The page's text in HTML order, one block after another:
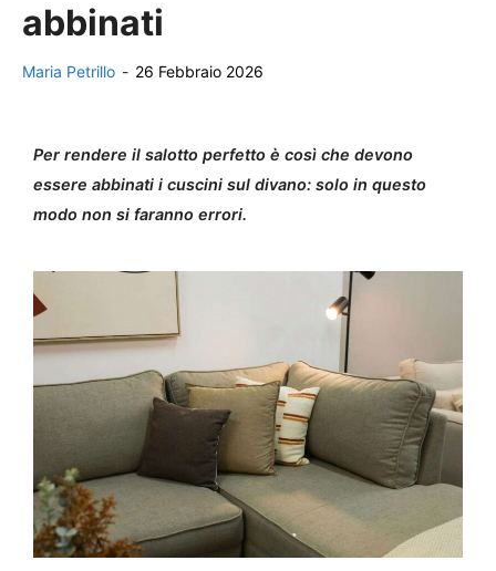
abbinati
Maria Petrillo - 26 Febbraio 2026
Per rendere il salotto perfetto è così che devono
essere abbinati i cuscini sul divano: solo in questo
modo non si faranno errori.